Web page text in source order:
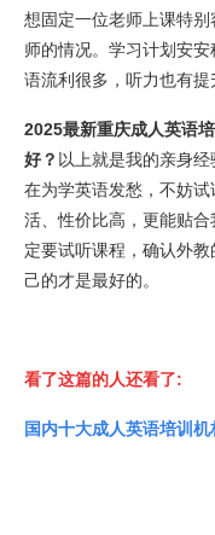
想固定一位老师上课特
师的情况。学习计划安
语流利很多，听力也有提
2025最新重庆成人英语
好？ 以上就是我的亲身
在为学英语发愁，不妨
活、性价比高，更能贴
定要试听课程，确认外
己的才是最好的。
看了这篇的人还看了:
国内十大成人英语培训